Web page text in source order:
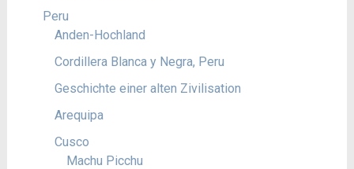
Peru
Anden-Hochland
Cordillera Blanca y Negra, Peru
Geschichte einer alten Zivilisation
Arequipa
Cusco
Machu Picchu